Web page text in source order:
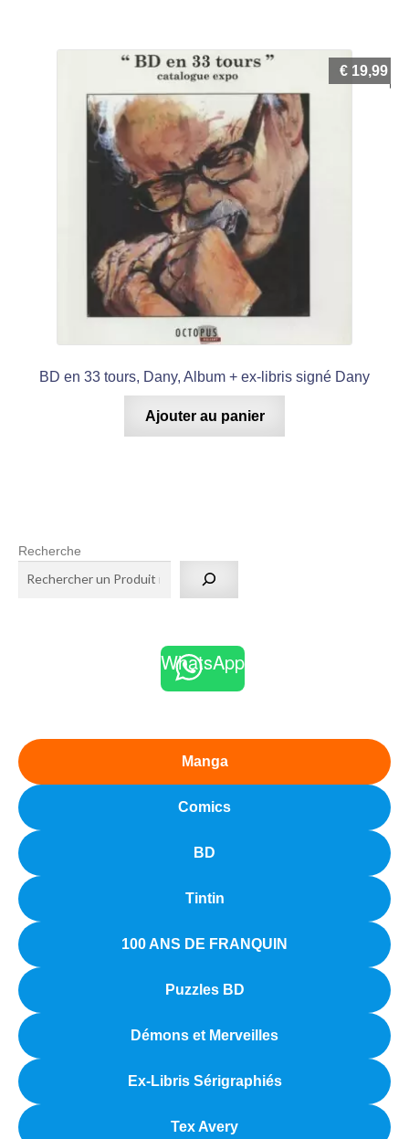
BD en 33 tours, Dany, Album + ex-libris signé Dany
€ 19,99
Ajouter au panier
Recherche
WhatsApp
Manga
Comics
BD
Tintin
100 ANS DE FRANQUIN
Puzzles BD
Démons et Merveilles
Ex-Libris Sérigraphiés
Tex Avery